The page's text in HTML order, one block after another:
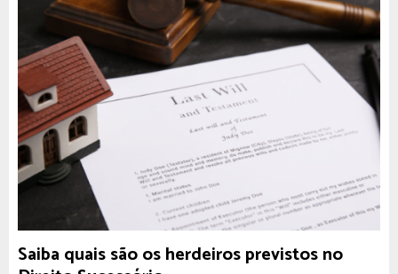
Saiba quais são os herdeiros previstos no